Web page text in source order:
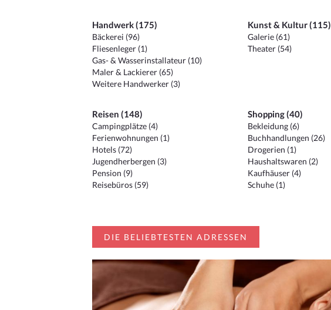
Handwerk (175)
Bäckerei (96)
Fliesenleger (1)
Gas- & Wasserinstallateur (10)
Maler & Lackierer (65)
Weitere Handwerker (3)
Kunst & Kultur (115)
Galerie (61)
Theater (54)
Reisen (148)
Campingplätze (4)
Ferienwohnungen (1)
Hotels (72)
Jugendherbergen (3)
Pension (9)
Reisebüros (59)
Shopping (40)
Bekleidung (6)
Buchhandlungen (26)
Drogerien (1)
Haushaltswaren (2)
Kaufhäuser (4)
Schuhe (1)
DIE BELIEBTESTEN ADRESSEN